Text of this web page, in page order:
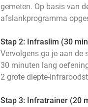
gemeten. Op basis van
afslankprogramma
Stap 2: Infraslim (30
Vervolgens ga je aan de
30 minuten lang
2 grote diepte-
Stap 3: Infratrainer (20